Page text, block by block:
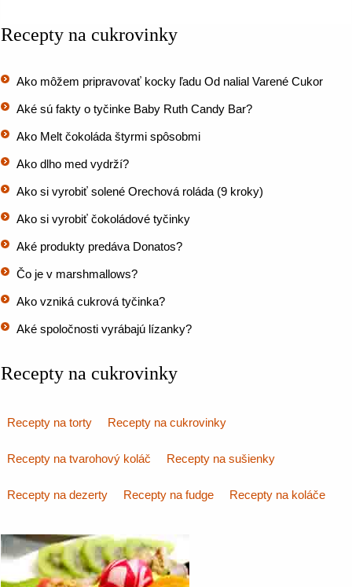
Recepty na cukrovinky
Ako môžem pripravovať kocky ľadu Od nalial Varené Cukor
Aké sú fakty o tyčinke Baby Ruth Candy Bar?
Ako Melt čokoláda štyrmi spôsobmi
Ako dlho med vydrží?
Ako si vyrobiť solené Orechová roláda (9 kroky)
Ako si vyrobiť čokoládové tyčinky
Aké produkty predáva Donatos?
Čo je v marshmallows?
Ako vzniká cukrová tyčinka?
Aké spoločnosti vyrábajú lízanky?
Recepty na cukrovinky
Recepty na torty Recepty na cukrovinky
Recepty na tvarohový koláč Recepty na sušienky
Recepty na dezerty Recepty na fudge Recepty na koláče